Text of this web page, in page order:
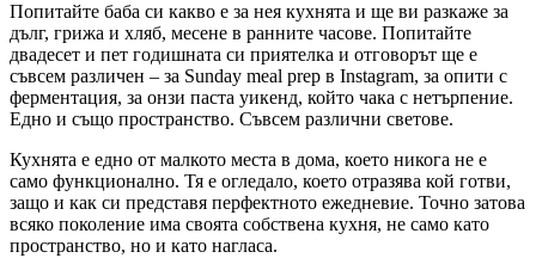
Попитайте баба си какво е за нея кухнята и ще ви разкаже за
дълг, грижа и хляб, месене в ранните часове. Попитайте
двадесет и пет годишната си приятелка и отговорът ще е
съвсем различен – за Sunday meal prep в Instagram, за опити с
ферментация, за онзи паста уикенд, който чака с нетърпение.
Едно и също пространство. Съвсем различни светове.
Кухнята е едно от малкото места в дома, което никога не е
само функционално. Тя е огледало, което отразява кой готви,
защо и как си представя перфектното ежедневие. Точно затова
всяко поколение има своята собствена кухня, не само като
пространство, но и като нагласа.